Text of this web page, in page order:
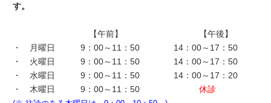
す。
【午前】 【午後】
・ 月曜日 9：00～11：50 14：00～17：50
・ 火曜日 9：00～11：50 14：00～17：50
・ 水曜日 9：00～11：50 14：00～17：20
・ 木曜日 9：00～11：50休診